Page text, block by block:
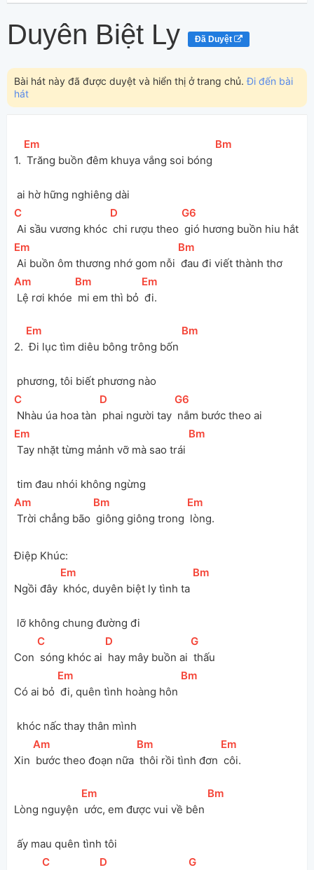
Duyên Biệt Ly Đã Duyệt
Bài hát này đã được duyệt và hiển thị ở trang chủ.Đi đến bài
hát
1.
[Em
Trăng buồn đêm khuya vắng soi bóng
[Bm
ai hờ hững nghiêng dài
[
C
Ai sầu vương khóc
[D
chi rượu theo
[
G6
gió hương buồn hiu hắt
[Em
Ai buồn ôm thương nhớ gom nỗi
[Bm
đau đi viết thành thơ
[
Am
Lệ rơi khóe
[Bm
mi em thì bỏ
[Em
đi.
2.
[Em
Đi lục tìm diêu bông trông bốn
[Bm
phương, tôi biết phương nào
[
C
Nhàu úa hoa tàn
[D
phai người tay
[
G6
nắm bước theo ai
[Em
Tay nhặt từng mảnh vỡ mà sao trái
[Bm
tim đau nhói không ngừng
[
Am
Trời chẳng bão
[Bm
giông giông trong
[Em
lòng.
Điệp Khúc:
Ngồi đây
[Em
khóc, duyên biệt ly tình ta
[Bm
lỡ không chung đường đi
Con
[
C
sóng khóc ai
[D
hay mây buồn ai
[
G
thấu
Có ai bỏ
[Em
đi, quên tình hoàng hôn
[Bm
khóc nấc thay thân mình
Xin
[
Am
bước theo đoạn nữa
[Bm
thôi rồi tình đơn
[Em
côi.
Lòng nguyện
[Em
ước, em được vui về bên
[Bm
ấy mau quên tình tôi
[
C [D [
G